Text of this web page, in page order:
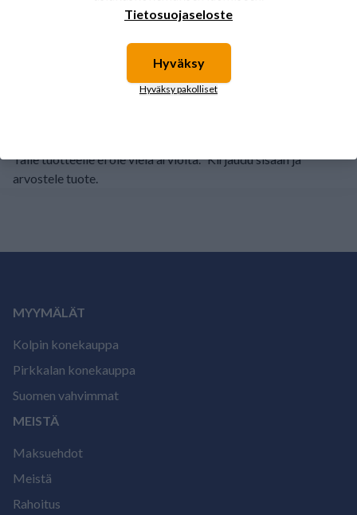
Tälle tuotteelle ei ole vielä arvioita. Kirjaudu sisään ja
arvostele tuote.
MYYMÄLÄT
Kolpin konekauppa
Pirkkalan konekauppa
Suomen vahvimmat
MEISTÄ
Maksuehdot
Meistä
Rahoitus
Tietosuojaseloste
Hyväksy
Hyväksy pakolliset